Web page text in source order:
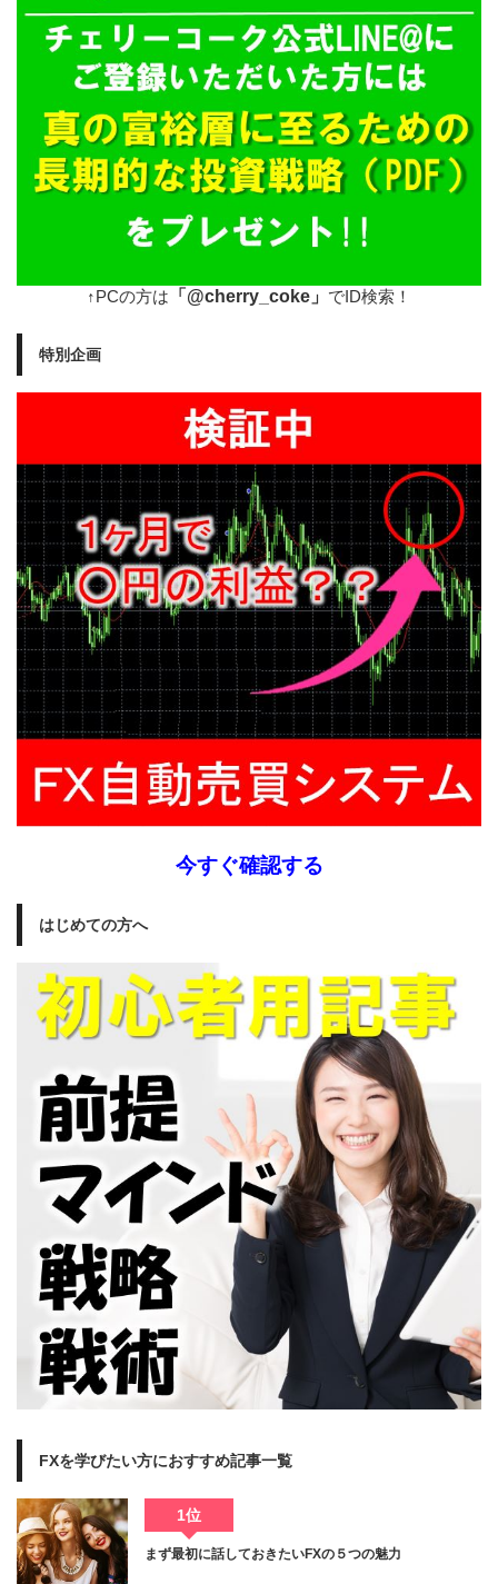
↑PCの方は 「@cherry_coke」 でID検索！
特別企画
今すぐ確認する
はじめての方へ
FXを学びたい方におすすめ記事一覧
1位
まず最初に話しておきたいFXの５つの魅力